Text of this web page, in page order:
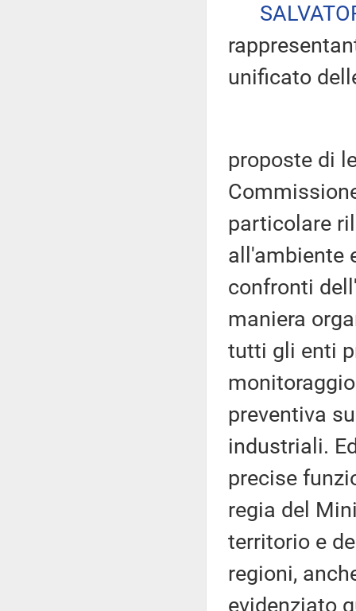
unificato
proposte di
particolare
all'ambiente
confronti
maniera
tutti gli enti
preventiva
industriali.
precise
regia del
territorio e
regioni,
evidenziato